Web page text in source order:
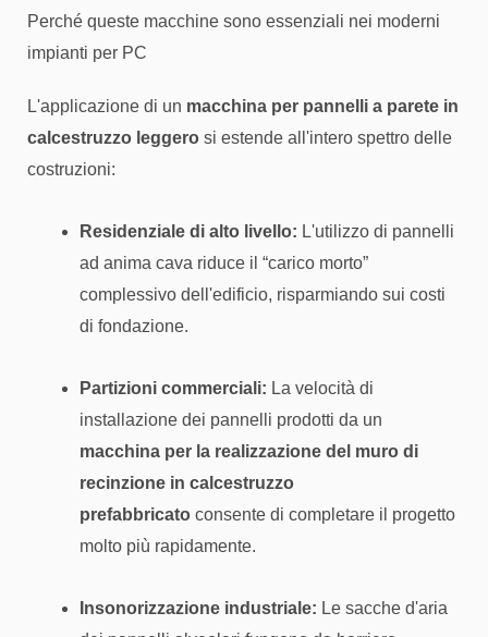
Perché queste macchine sono essenziali nei moderni
impianti per PC
L'applicazione di un macchina per pannelli a parete in
calcestruzzo leggero si estende all'intero spettro delle
costruzioni:
Residenziale di alto livello: L'utilizzo di pannelli
ad anima cava riduce il “carico morto”
complessivo dell'edificio, risparmiando sui costi
di fondazione.
Partizioni commerciali: La velocità di
installazione dei pannelli prodotti da un
macchina per la realizzazione del muro di
recinzione in calcestruzzo
prefabbricato consente di completare il progetto
molto più rapidamente.
Insonorizzazione industriale: Le sacche d'aria